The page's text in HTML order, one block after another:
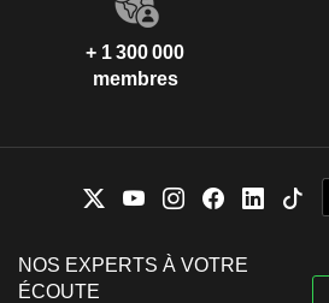
+ 1 300 000
membres
NOS EXPERTS À VOTRE
ÉCOUTE